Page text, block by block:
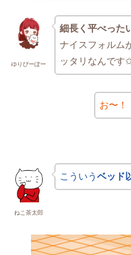
ゆりぴーぽー
細長く平べった
ナイスフォルム
ッタリなんです
お〜！
ねこ茶太郎
こういう ベッド